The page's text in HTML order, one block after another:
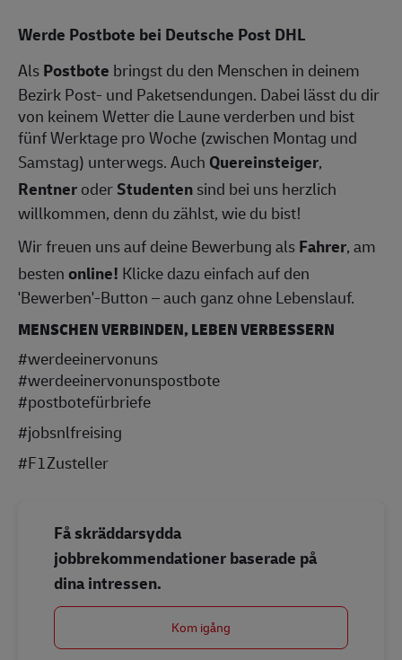
Werde Postbote bei Deutsche Post DHL
AlsPostbote bringst du den Menschen in deinem
Bezirk Post- und Paketsendungen. Dabei lässt du dir
von keinem Wetter die Laune verderben und bist
fünf Werktage pro Woche (zwischen Montag und
Samstag) unterwegs. Auch Quereinsteiger,
RentneroderStudentensind bei uns herzlich
willkommen, denn du zählst, wie du bist!
Wir freuen uns auf deine Bewerbung alsFahrer, am
bestenonline! Klicke dazu einfach auf den
'Bewerben'-Button – auch ganz ohne Lebenslauf.
MENSCHEN VERBINDEN, LEBEN VERBESSERN
#werdeeinervonuns
#werdeeinervonunspostbote
#postbotefürbriefe
#jobsnlfreising
#F1Zusteller
Få skräddarsydda
jobbrekommendationer baserade på
dina intressen.
Kom igång